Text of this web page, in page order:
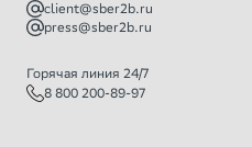
client@sber2b.ru
press@sber2b.ru
Горячая линия 24/7
8 800 200-89-97